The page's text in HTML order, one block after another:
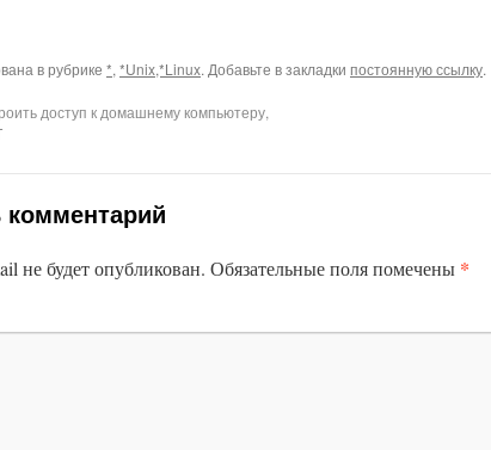
в рубрике *, *Unix,*Linux. Добавьте в закладки постоянную ссылку.
доступ к домашнему компьютеру,
не будет опубликован. Обязательные поля помечены *